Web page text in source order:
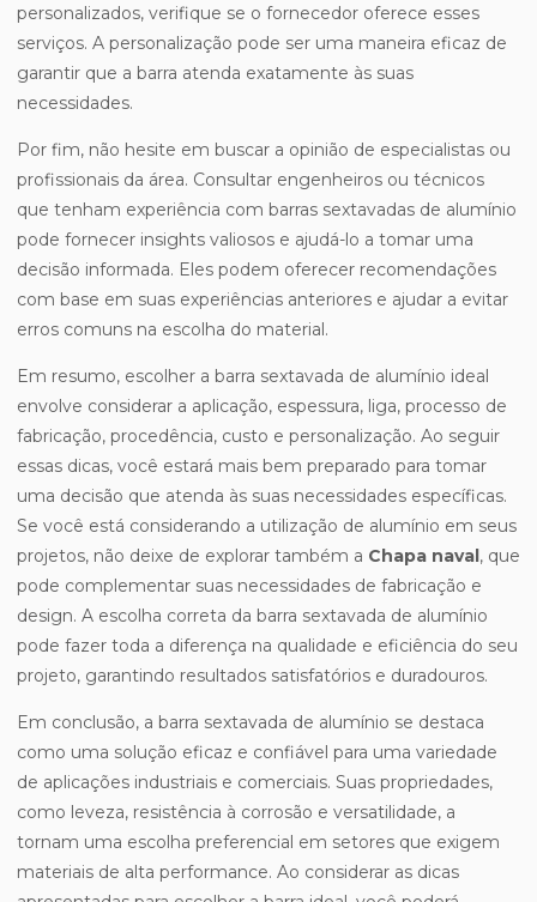
personalizados, verifique se o fornecedor oferece esses
serviços. A personalização pode ser uma maneira eficaz de
garantir que a barra atenda exatamente às suas
necessidades.
Por fim, não hesite em buscar a opinião de especialistas ou
profissionais da área. Consultar engenheiros ou técnicos
que tenham experiência com barras sextavadas de alumínio
pode fornecer insights valiosos e ajudá-lo a tomar uma
decisão informada. Eles podem oferecer recomendações
com base em suas experiências anteriores e ajudar a evitar
erros comuns na escolha do material.
Em resumo, escolher a barra sextavada de alumínio ideal
envolve considerar a aplicação, espessura, liga, processo de
fabricação, procedência, custo e personalização. Ao seguir
essas dicas, você estará mais bem preparado para tomar
uma decisão que atenda às suas necessidades específicas.
Se você está considerando a utilização de alumínio em seus
projetos, não deixe de explorar também a Chapa naval, que
pode complementar suas necessidades de fabricação e
design. A escolha correta da barra sextavada de alumínio
pode fazer toda a diferença na qualidade e eficiência do seu
projeto, garantindo resultados satisfatórios e duradouros.
Em conclusão, a barra sextavada de alumínio se destaca
como uma solução eficaz e confiável para uma variedade
de aplicações industriais e comerciais. Suas propriedades,
como leveza, resistência à corrosão e versatilidade, a
tornam uma escolha preferencial em setores que exigem
materiais de alta performance. Ao considerar as dicas